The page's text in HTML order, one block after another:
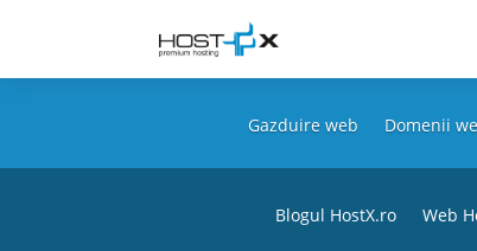
Gazduire web Domenii
Blogul HostX.ro Web